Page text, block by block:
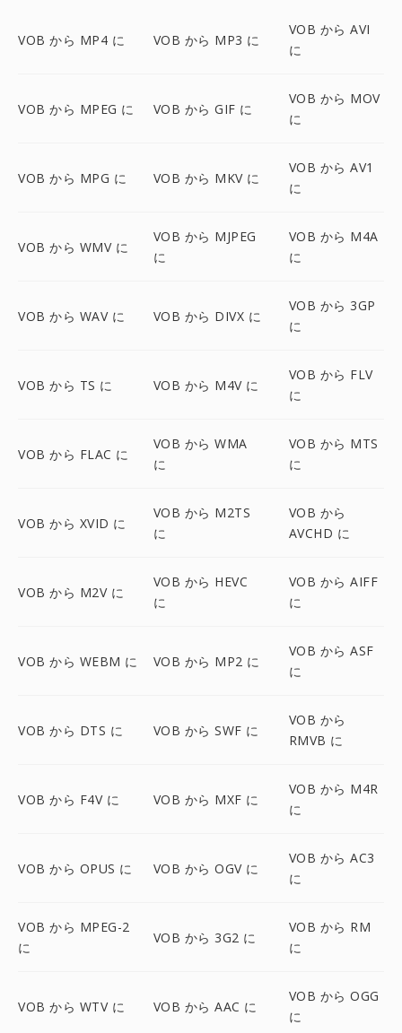
VOB から MP4 に VOB から MP3 に
VOB から AVI
に
VOB から MPEG に VOB から GIF に
VOB から MOV
に
VOB から MPG に VOB から MKV に
VOB から AV1
に
VOB から WMV に
VOB から MJPEG
に
VOB から M4A
に
VOB から WAV に VOB から DIVX に
VOB から 3GP
に
VOB から TS に VOB から M4V に
VOB から FLV
に
VOB から FLAC に
VOB から WMA
に
VOB から MTS
に
VOB から XVID に
VOB から M2TS
に
VOB から
AVCHD に
VOB から M2V に
VOB から HEVC
に
VOB から AIFF
に
VOB から WEBM に VOB から MP2 に
VOB から ASF
に
VOB から DTS に VOB から SWF に
VOB から
RMVB に
VOB から F4V に VOB から MXF に
VOB から M4R
に
VOB から OPUS に VOB から OGV に
VOB から AC3
に
VOB から MPEG-2
に
VOB から 3G2 に
VOB から RM
に
VOB から WTV に VOB から AAC に
VOB から OGG
に